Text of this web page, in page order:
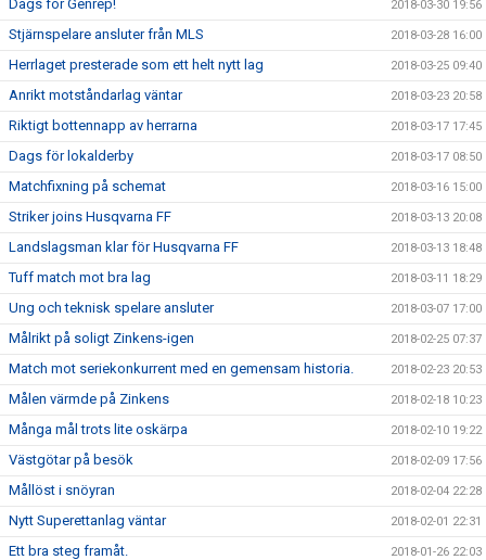
Dags för Genrep! 2018-03-30 19:56
Stjärnspelare ansluter från MLS 2018-03-28 16:00
Herrlaget presterade som ett helt nytt lag 2018-03-25 09:40
Anrikt motståndarlag väntar 2018-03-23 20:58
Riktigt bottennapp av herrarna 2018-03-17 17:45
Dags för lokalderby 2018-03-17 08:50
Matchfixning på schemat 2018-03-16 15:00
Striker joins Husqvarna FF 2018-03-13 20:08
Landslagsman klar för Husqvarna FF 2018-03-13 18:48
Tuff match mot bra lag 2018-03-11 18:29
Ung och teknisk spelare ansluter 2018-03-07 17:00
Målrikt på soligt Zinkens-igen 2018-02-25 07:37
Match mot seriekonkurrent med en gemensam historia. 2018-02-23 20:53
Målen värmde på Zinkens 2018-02-18 10:23
Många mål trots lite oskärpa 2018-02-10 19:22
Västgötar på besök 2018-02-09 17:56
Mållöst i snöyran 2018-02-04 22:28
Nytt Superettanlag väntar 2018-02-01 22:31
Ett bra steg framåt. 2018-01-26 22:03